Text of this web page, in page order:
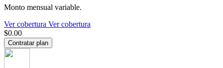
Monto mensual variable.
Ver cobertura Ver cobertura
$0.00
Contratar plan